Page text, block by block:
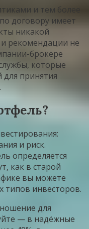
и тем более
договору имеет
никакой
и рекомендации не
брокере
которые
принятия
и риск.
определяется
как в старой
вы можете
типов инвесторов.
для
— в надёжные